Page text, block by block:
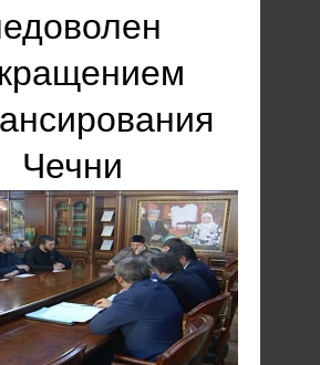
Чечни